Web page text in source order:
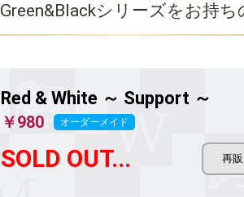
Green&Blackシリーズをお持ち
Red & White ～ Support ～
￥980 オーダーメイド
SOLD OUT...